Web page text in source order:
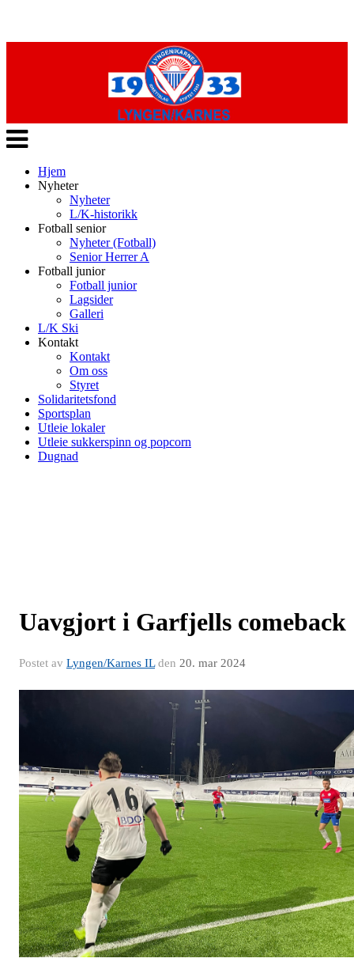
Veksle
navigasjon
Hjem
Nyheter
Nyheter
L/K-historikk
Fotball senior
Nyheter (Fotball)
Senior Herrer A
Fotball junior
Fotball junior
Lagsider
Galleri
L/K Ski
Kontakt
Kontakt
Om oss
Styret
Solidaritetsfond
Sportsplan
Utleie lokaler
Utleie sukkerspinn og popcorn
Dugnad
Uavgjort i Garfjells comeback
Postet av Lyngen/Karnes ILden 20. mar 2024